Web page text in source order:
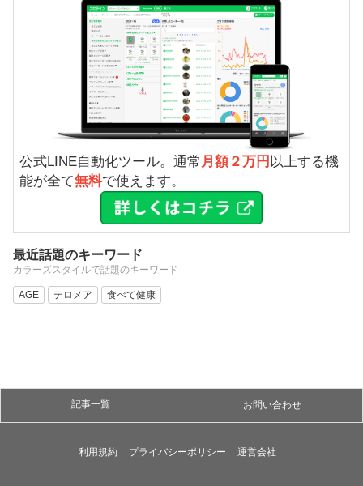
公式LINE自動化ツール。通常 月額２万円 以上する機
能が全て無料で使えます。
最近話題のキーワード
カラーズスタイルで話題のキーワード
AGE テロメア 食べて健康
記事一覧 お問い合わせ
利用規約 プライバシーポリシー 運営会社